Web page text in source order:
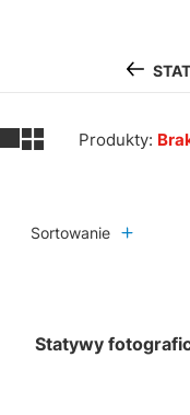
Produkty:
Sortowanie
Statywy